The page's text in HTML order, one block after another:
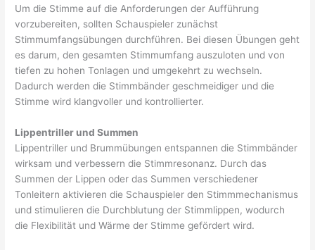
Um die Stimme auf die Anforderungen der Aufführung
vorzubereiten, sollten Schauspieler zunächst
Stimmumfangsübungen durchführen. Bei diesen Übungen geht
es darum, den gesamten Stimmumfang auszuloten und von
tiefen zu hohen Tonlagen und umgekehrt zu wechseln.
Dadurch werden die Stimmbänder geschmeidiger und die
Stimme wird klangvoller und kontrollierter.
Lippentriller und Summen
Lippentriller und Brummübungen entspannen die Stimmbänder
wirksam und verbessern die Stimmresonanz. Durch das
Summen der Lippen oder das Summen verschiedener
Tonleitern aktivieren die Schauspieler den Stimmmechanismus
und stimulieren die Durchblutung der Stimmlippen, wodurch
die Flexibilität und Wärme der Stimme gefördert wird.